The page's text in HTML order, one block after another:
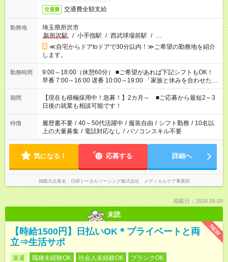
交通費 交通費全額支給
勤務地
埼玉県所沢市
新所沢駅
/ 小手指駅 / 西武球場前駅 / …
≪自宅からドアtoドアで30分以内！≫ご希望の勤務地を紹介
します。
勤務時間
9:00～18:00（休憩60分） ■ご希望があれば下記シフトもOK！
早番 7:00～16:00 遅番 10:00～19:00 「家族と休みを合わせた
い」 「余裕を持って夕飯の準備がしたい」 「できれば残業はし
たくない」 など、ご希望を教えてくださいね。 ※Wワーク希望
の方へ 今ご覧のお仕事で希望する勤務時間と、もう1つのお仕事
の勤務時間。 合計で週40時間を超える場合は応募できません。
期間
【現在も積極採用中！急募！】2カ月～ ■ご応募から最短2～3
日後の就業も相談可能です！
特徴 履歴書不要 / 40～50代活躍中 / 服装自由 / シフト勤務 / 10名以
上の大量募集 / 電話対応なし / パソコンスキル不要
気になる！ 応募する 詳細へ
掲載元企業名 日研トータルソーシング株式会社 メディカルケア事業部
掲載日：2026.08.09
未読
NEW
【時給1500円】日払いOK＊プライベートと両
立⇒生活サポ
派遣 職種未経験OK 社会人未経験OK
ブランクOK